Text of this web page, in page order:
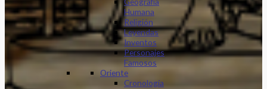
Humana
Religión
Leyendas
Inventos
Personajes
Famosos
Oriente
Cronología